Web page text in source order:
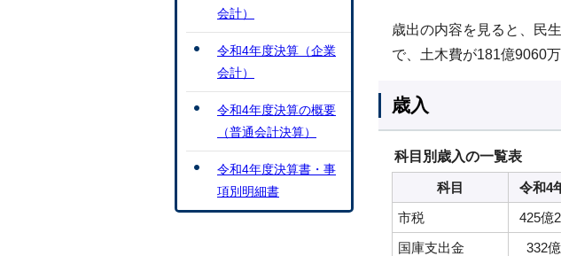
歳出の内容を見ると、民
で、土木費が181億9060
歳入
科目別歳入の一覧表
科目 令和4
市税
425億
国庫支出金
332
会計）
令和4年度決算（企業
会計）
令和4年度決算の概要
（普通会計決算）
令和4年度決算書・事
項別明細書